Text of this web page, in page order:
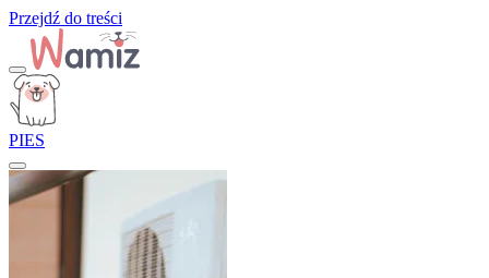
Przejdź do treści
PIES